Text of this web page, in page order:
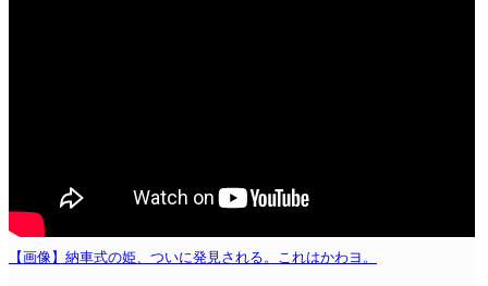
【画像】納車式の姫、ついに発見される。これはかわヨ。